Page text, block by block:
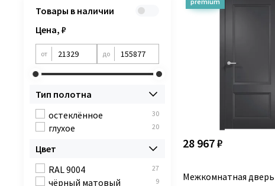
28 967 ₽
Межкомнатная
Товары в наличии
Цена, ₽
от до
Тип полотна
остеклённое
30
глухое 20
Цвет
RAL 9004
27
чёрный матовый 9